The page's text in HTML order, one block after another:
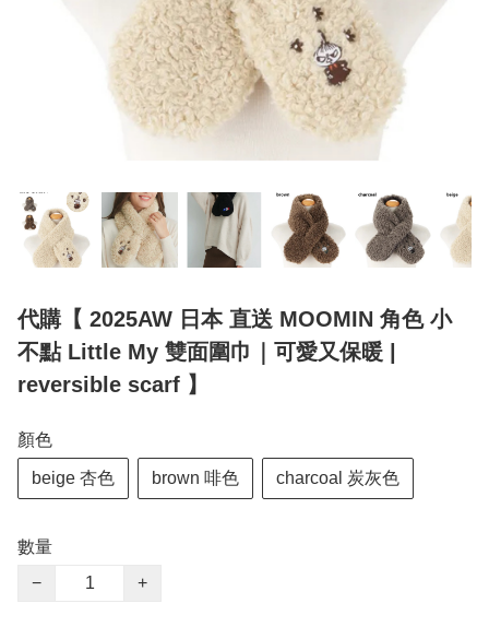
代購【 2025AW 日本 直送 MOOMIN 角色 小
不點 Little My 雙面圍巾｜可愛又保暖 |
reversible scarf 】
顏色
beige 杏色 brown 啡色 charcoal 炭灰色
數量
−
+